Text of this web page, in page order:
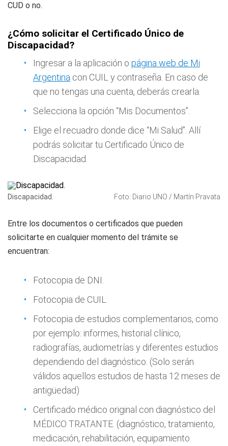
CUD o no.
¿Cómo solicitar el Certificado Único de
Discapacidad?
Ingresar a la aplicación o página web de Mi
Argentina con CUIL y contraseña. En caso de
que no tengas una cuenta, deberás crearla.
Selecciona la opción “Mis Documentos”.
Elige el recuadro donde dice “Mi Salud”. Allí
podrás solicitar tu Certificado Único de
Discapacidad.
Discapacidad. Foto: Diario UNO / Martín Pravata
Entre los documentos o certificados que pueden
solicitarte en cualquier momento del trámite se
encuentran:
Fotocopia de DNI.
Fotocopia de CUIL.
Fotocopia de estudios complementarios, como
por ejemplo: informes, historial clínico,
radiografías, audiometrías y diferentes estudios
dependiendo del diagnóstico. (Solo serán
válidos aquellos estudios de hasta 12 meses de
antigüedad)
Certificado médico original con diagnóstico del
MÉDICO TRATANTE. (diagnóstico, tratamiento,
medicación, rehabilitación, equipamiento